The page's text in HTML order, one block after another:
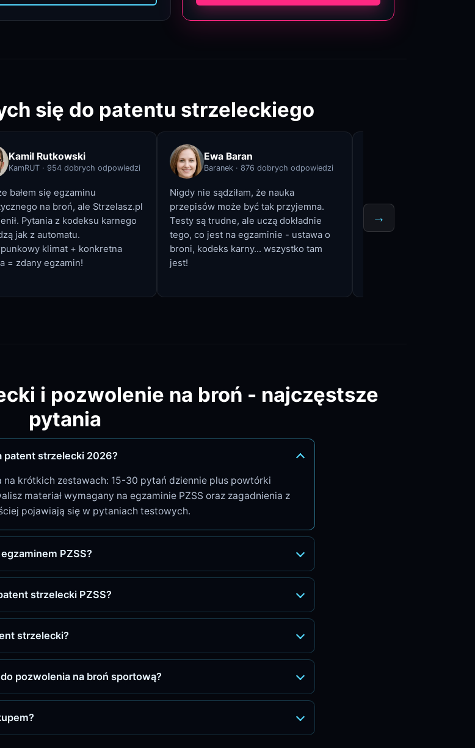
się do patentu strzeleckiego
Kamil Rutkowski
KamRUT · 954 dobrych odpowiedzi
bałem się egzaminu
na broń, ale Strzelasz.pl
Pytania z kodeksu karnego
jak z automatu.
klimat + konkretna
= zdany egzamin!
Ewa Baran
Baranek · 876 dobrych odpowiedzi
Nigdy nie sądziłam, że nauka
przepisów może być tak przyjemna.
Testy są trudne, ale uczą dokładnie
tego, co jest na egzaminie - ustawa o
broni, kodeks karny... wszystko tam
jest!
wertować ustawy, gram
okazji. Dzięki temu
przed egzaminem na
→
i pozwolenie na broń - najczęstsze
pytania
patent strzelecki 2026?
krótkich zestawach: 15-30 pytań dziennie plus powtórki
materiał wymagany na egzaminie PZSS oraz zagadnienia z
pojawiają się w pytaniach testowych.
PZSS?
strzelecki PZSS?
strzelecki?
pozwolenia na broń sportową?